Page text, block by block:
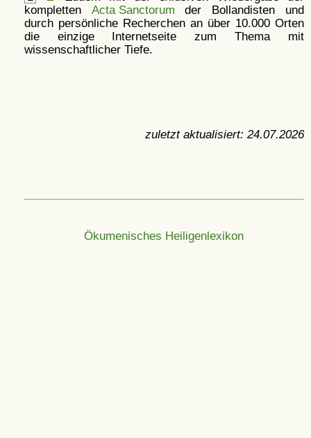
kompletten Acta Sanctorum der Bollandisten und
durch persönliche Recherchen an über 10.000 Orten
die einzige Internetseite zum Thema mit
wissenschaftlicher Tiefe.
zuletzt aktualisiert: 24.07.2026
Ökumenisches Heiligenlexikon